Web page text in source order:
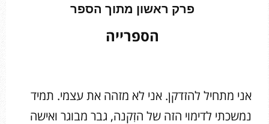
פרק ראשון מתוך הספר
הספרייה
אני מתחיל להזדקן. אני לא מזהה את עצמי. תמיד
נמשכתי לדימוי הזה של הזִקנה, גבר מבוגר ואישה